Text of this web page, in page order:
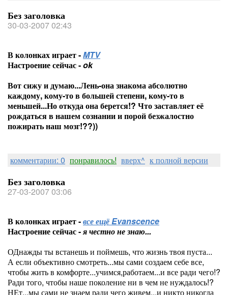
Без заголовка
30-03-2007 02:43
В колонках играет -MTV
Настроение сейчас -ok
Вот сижу и думаю...Лень-она знакома абсолютно
каждому, кому-то в большей степени, кому-то в
меньшей...Но откуда она берется!? Что заставляет её
рождаться в нашем сознании и порой безжалостно
пожирать наш мозг!??))
комментарии: 0 понравилось! вверх^ к полной версии
Без заголовка
27-03-2007 03:06
В колонках играет -все ещё Evanscence
Настроение сейчас -я честно не знаю...
ОДнажды ты встанешь и поймешь, что жизнь твоя пуста...
А если объективно смотреть...мы сами создаем себе все,
чтобы жить в комфорте...учимся,работаем...и все ради чего!?
Ради того, чтобы наше поколение ни в чем не нуждалось!?
НЕт...мы сами не знаем ради чего живем...и никто никогда